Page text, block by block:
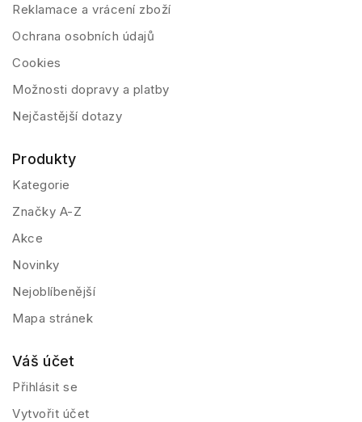
Reklamace a vrácení zboží
Ochrana osobních údajů
Cookies
Možnosti dopravy a platby
Nejčastější dotazy
Produkty
Kategorie
Značky A-Z
Akce
Novinky
Nejoblíbenější
Mapa stránek
Váš účet
Přihlásit se
Vytvořit účet